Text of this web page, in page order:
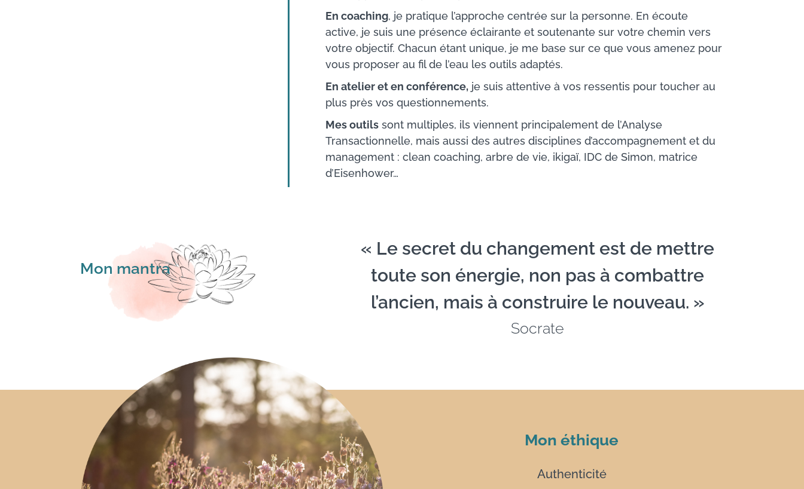
En coaching, je pratique l’approche centrée sur la personne. En écoute
active, je suis une présence éclairante et soutenante sur votre chemin vers
votre objectif. Chacun étant unique, je me base sur ce que vous amenez pour
vous proposer au fil de l’eau les outils adaptés.
En atelier et en conférence, je suis attentive à vos ressentis pour toucher au
plus près vos questionnements.
Mes outils sont multiples, ils viennent principalement de l’Analyse
Transactionnelle, mais aussi des autres disciplines d’accompagnement et du
management : clean coaching, arbre de vie, ikigaï, IDC de Simon, matrice
d’Eisenhower…
Mon mantra
« Le secret du changement est de mettre
toute son énergie, non pas à combattre
l’ancien, mais à construire le nouveau. »
Socrate
Mon éthique
Authenticité